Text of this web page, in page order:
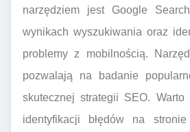
narzędziem jest Google
wynikach wyszukiwania oraz
problemy z mobilnością.
pozwalają na badanie
skutecznej strategii SEO.
identyfikacji błędów na